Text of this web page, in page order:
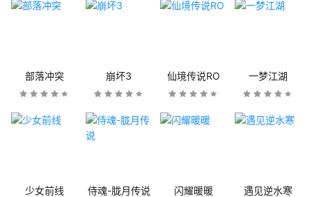
部落冲突 崩坏3 仙境传说RO 一梦江湖
少女前线 侍魂-胧月传说 闪耀暖暖 遇见逆水寒